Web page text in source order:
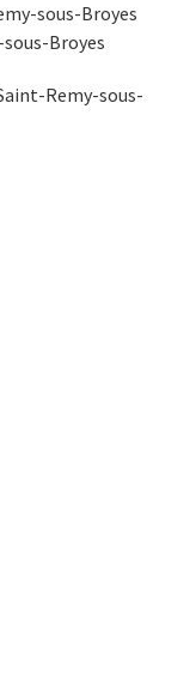
sous-Broyes
Broyes
Remy-sous-